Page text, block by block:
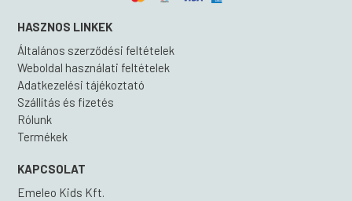
HASZNOS LINKEK
Általános szerződési feltételek
Weboldal használati feltételek
Adatkezelési tájékoztató
Szállítás és fizetés
Rólunk
Termékek
KAPCSOLAT
Emeleo Kids Kft.